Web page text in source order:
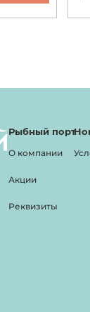
Рыбный порт
О компании
Акции
Реквизиты